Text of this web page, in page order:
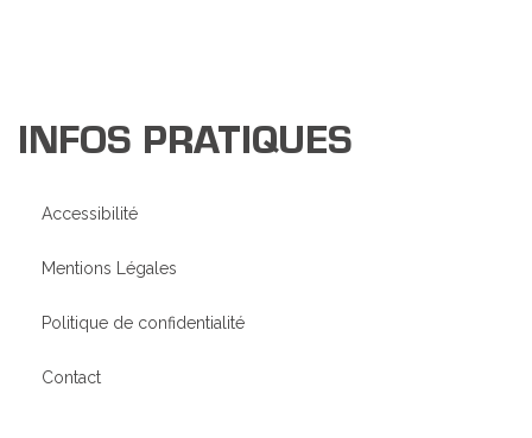
INFOS PRATIQUES
Accessibilité
Mentions Légales
Politique de confidentialité
Contact